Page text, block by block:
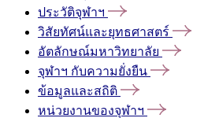
ประวัติจุฬาฯ
วิสัยทัศน์และยุทธศาสตร์
อัตลักษณ์มหาวิทยาลัย
จุฬาฯ กับความยั่งยืน
ข้อมูลและสถิติ
หน่วยงานของจุฬาฯ